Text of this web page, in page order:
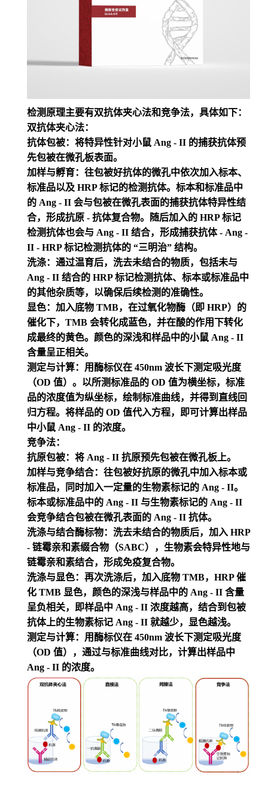
检测原理主要有双抗体夹心法和竞争法，具体如下：
双抗体夹心法：
抗体包被：将特异性针对小鼠 Ang - II 的捕获抗体预
先包被在微孔板表面。
加样与孵育：往包被好抗体的微孔中依次加入标本、
标准品以及 HRP 标记的检测抗体。标本和标准品中
的 Ang - II 会与包被在微孔表面的捕获抗体特异性结
合，形成抗原 - 抗体复合物。随后加入的 HRP 标记
检测抗体也会与 Ang - II 结合，形成捕获抗体 - Ang -
II - HRP 标记检测抗体的 “三明治” 结构。
洗涤：通过温育后，洗去未结合的物质，包括未与
Ang - II 结合的 HRP 标记检测抗体、标本或标准品中
的其他杂质等，以确保后续检测的准确性。
显色：加入底物 TMB，在过氧化物酶（即 HRP）的
催化下，TMB 会转化成蓝色，并在酸的作用下转化
成最终的黄色。颜色的深浅和样品中的小鼠 Ang - II
含量呈正相关。
测定与计算：用酶标仪在 450nm 波长下测定吸光度
（OD 值）。以所测标准品的 OD 值为横坐标，标准
品的浓度值为纵坐标，绘制标准曲线，并得到直线回
归方程。将样品的 OD 值代入方程，即可计算出样品
中小鼠 Ang - II 的浓度。
竞争法：
抗原包被：将 Ang - II 抗原预先包被在微孔板上。
加样与竞争结合：往包被好抗原的微孔中加入标本或
标准品，同时加入一定量的生物素标记的 Ang - II。
标本或标准品中的 Ang - II 与生物素标记的 Ang - II
会竞争结合包被在微孔表面的 Ang - II 抗体。
洗涤与结合酶标物：洗去未结合的物质后，加入 HRP
- 链霉亲和素缀合物（SABC），生物素会特异性地与
链霉亲和素结合，形成免疫复合物。
洗涤与显色：再次洗涤后，加入底物 TMB，HRP 催
化 TMB 显色，颜色的深浅与样品中的 Ang - II 含量
呈负相关，即样品中 Ang - II 浓度越高，结合到包被
抗体上的生物素标记 Ang - II 就越少，显色越浅。
测定与计算：用酶标仪在 450nm 波长下测定吸光度
（OD 值），通过与标准曲线对比，计算出样品中
Ang - II 的浓度。